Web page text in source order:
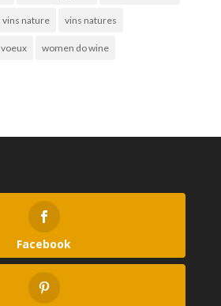
vins nature vins natures
voeux women do wine
Facebook